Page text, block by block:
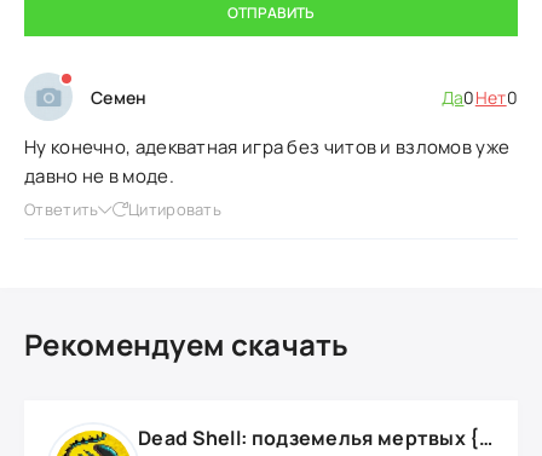
ОТПРАВИТЬ
Семен Да0Нет0
Ну конечно, адекватная игра без читов и взломов уже
давно не в моде.
Ответить Цитировать
Рекомендуем скачать
Dead Shell: подземелья мертвых {ВЗЛОМ: на деньги}